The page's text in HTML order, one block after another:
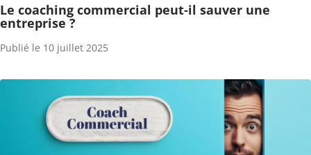
Le coaching commercial peut-il sauver une
entreprise ?
Publié le 10 juillet 2025